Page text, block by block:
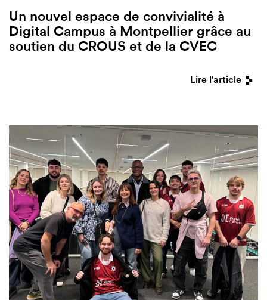
Un nouvel espace de convivialité à
Digital Campus à Montpellier grâce au
soutien du CROUS et de la CVEC
Lire l'article